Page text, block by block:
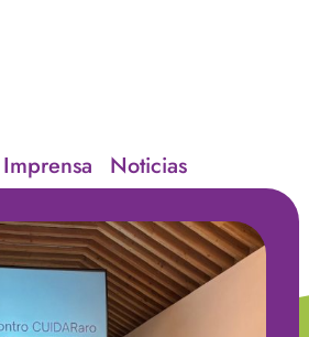
Imprensa Noticias